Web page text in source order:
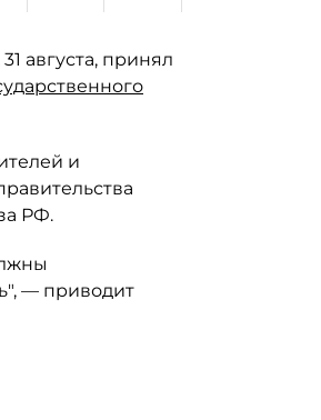
августа, принял
и
РФ.
— приводит